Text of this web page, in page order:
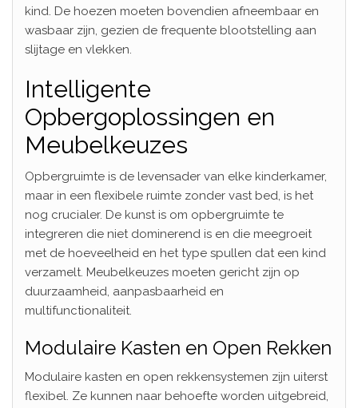
kind. De hoezen moeten bovendien afneembaar en
wasbaar zijn, gezien de frequente blootstelling aan
slijtage en vlekken.
Intelligente
Opbergoplossingen en
Meubelkeuzes
Opbergruimte is de levensader van elke kinderkamer,
maar in een flexibele ruimte zonder vast bed, is het
nog crucialer. De kunst is om opbergruimte te
integreren die niet dominerend is en die meegroeit
met de hoeveelheid en het type spullen dat een kind
verzamelt. Meubelkeuzes moeten gericht zijn op
duurzaamheid, aanpasbaarheid en
multifunctionaliteit.
Modulaire Kasten en Open Rekken
Modulaire kasten en open rekkensystemen zijn uiterst
flexibel. Ze kunnen naar behoefte worden uitgebreid,